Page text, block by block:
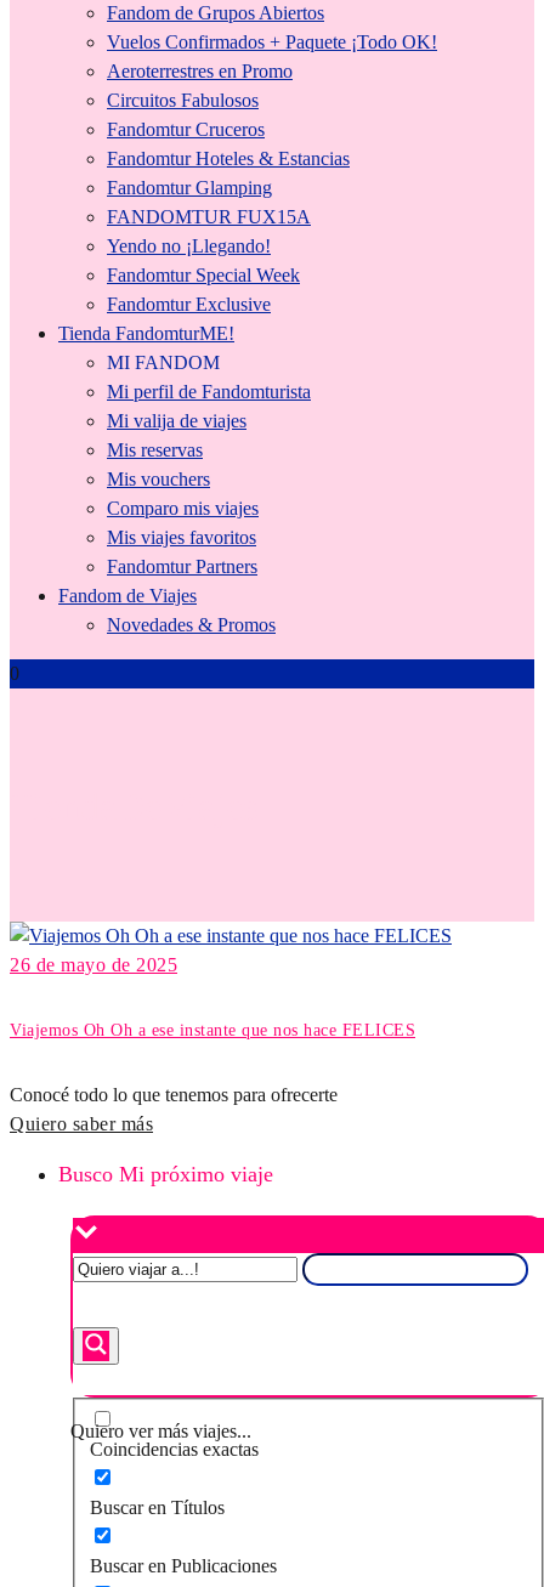
Fandom de Grupos Abiertos
Vuelos Confirmados + Paquete ¡Todo OK!
Aeroterrestres en Promo
Circuitos Fabulosos
Fandomtur Cruceros
Fandomtur Hoteles & Estancias
Fandomtur Glamping
FANDOMTUR FUX15A
Yendo no ¡Llegando!
Fandomtur Special Week
Fandomtur Exclusive
Tienda FandomturME!
MI FANDOM
Mi perfil de Fandomturista
Mi valija de viajes
Mis reservas
Mis vouchers
Comparo mis viajes
Mis viajes favoritos
Fandomtur Partners
Fandom de Viajes
Novedades & Promos
0
26 de mayo de 2025
Viajemos Oh Oh a ese instante que nos hace FELICES
Conocé todo lo que tenemos para ofrecerte
Quiero saber más
Busco Mi próximo viaje
Quiero ver más viajes...
Coincidencias exactas
Buscar en Títulos
Buscar en Publicaciones